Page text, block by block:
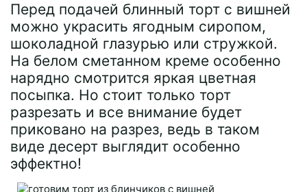
Перед подачей блинный торт с вишней
можно украсить ягодным сиропом,
шоколадной глазурью или стружкой.
На белом сметанном креме особенно
нарядно смотрится яркая цветная
посыпка. Но стоит только торт
разрезать и все внимание будет
приковано на разрез, ведь в таком
виде десерт выглядит особенно
эффектно!